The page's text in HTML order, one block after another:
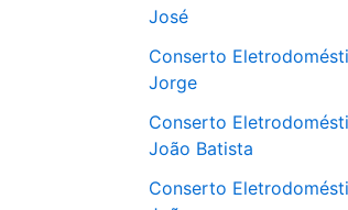
José
Conserto
Jorge
Conserto
João Batista
Conserto